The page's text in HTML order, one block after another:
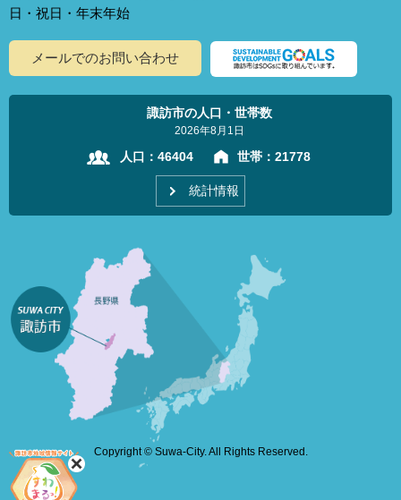
日・祝日・年末年始
メールでのお問い合わせ
諏訪市の人口・世帯数
2026年8月1日
人口： 46404 世帯： 21778
統計情報
Copyright © Suwa-City. All Rights Reserved.